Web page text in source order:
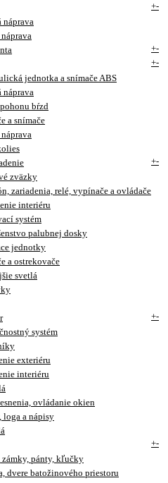
+-
náprava
+-
+-
jednotka a snímače ABS
náprava
bŕzd
a snímače
+-
zväzky
zariadenia, relé, vypínače a ovládače
interiéru
systém
palubnej dosky
jednotky
a ostrekovače
svetlá
+-
systém
exteriéru
interiéru
ovládanie okien
loga a nápisy
+-
zámky, pánty, kľučky
dvere batožinového priestoru